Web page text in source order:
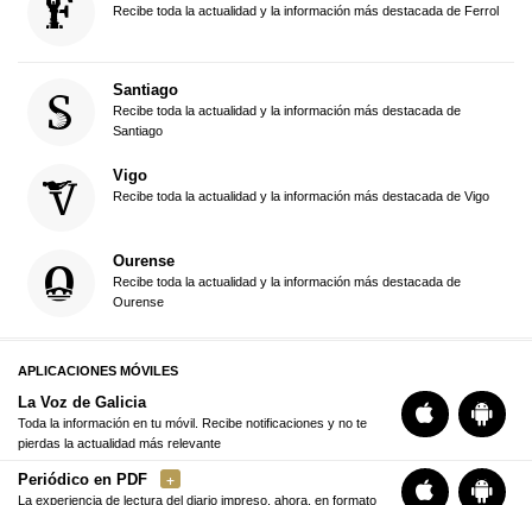
Recibe toda la actualidad y la información más destacada de Ferrol
Santiago
Recibe toda la actualidad y la información más destacada de
Santiago
Vigo
Recibe toda la actualidad y la información más destacada de Vigo
Ourense
Recibe toda la actualidad y la información más destacada de
Ourense
APLICACIONES MÓVILES
La Voz de Galicia
Toda la información en tu móvil. Recibe notificaciones y no te
pierdas la actualidad más relevante
Periódico en PDF
La experiencia de lectura del diario impreso, ahora, en formato